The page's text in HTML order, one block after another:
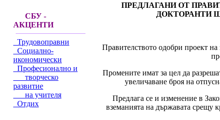
СБУ -
АКЦЕНТИ
Трудовоправни
Социално-
икономически
Професионално и
творческо
развитие
на учителя
Отдих
ПРЕДЛАГАНИ ОТ
ДОКТОРАНТИ
Правителството одобри проект
Промените имат за цел да
увеличаване броя на
Предлага се и изменение в
вземанията на държавата срещу